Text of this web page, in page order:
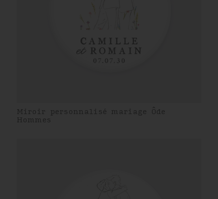
Miroir personnalisé mariage Ôde
Hommes